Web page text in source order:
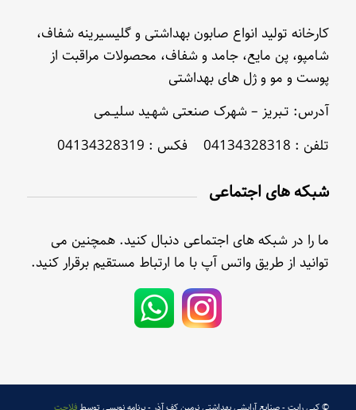
کارخانه تولید انواع صابون بهداشتی و گلیسیرینه شفاف،
شامپو، پن مایع، جامد و شفاف، محصولات مراقبت از
پوست و مو و ژل های بهداشتی
آدرس: تـبریز – شهرک صنعتی شهـید سلیــمی
تلفن : 04134328318 فکس : 04134328319
شبکه های اجتماعی
ما را در شبکه های اجتماعی دنبال کنید. همچنین می
توانید از طریق واتس آپ با ما ارتباط مستقیم برقرار کنید.